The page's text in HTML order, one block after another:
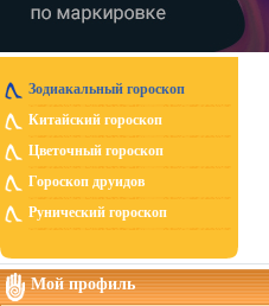
Зодиакальный гороскоп
Китайский гороскоп
Цветочный гороскоп
Гороскоп друидов
Рунический гороскоп
Мой профиль